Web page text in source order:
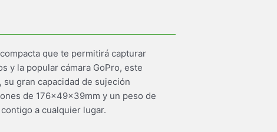
que te permitirá capturar
y la popular cámara GoPro, este
gran capacidad de sujeción
de 176x49x39mm y un peso de
a cualquier lugar.